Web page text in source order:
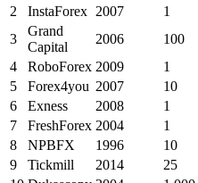
2
InstaForex 2007 1
3
Grand
Capital
2006 100
4
RoboForex 2009 1
5
Forex4you 2007 10
6
Exness 2008 1
7
FreshForex 2004 1
8
NPBFX 1996 10
9
Tickmill 2014 25